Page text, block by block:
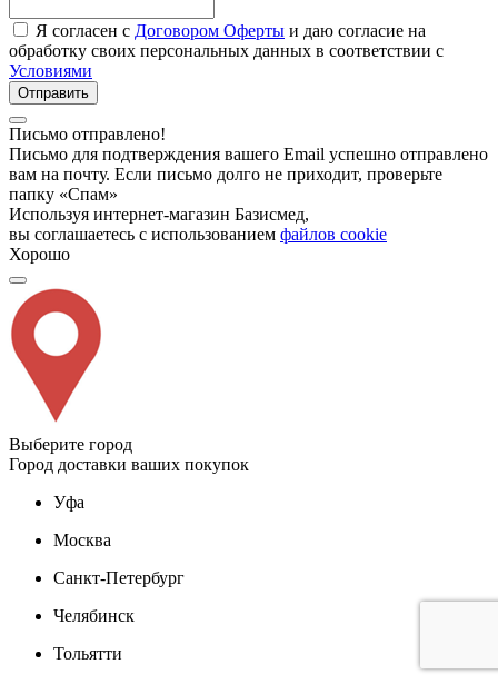
Я согласен с Договором Оферты и даю согласие на
обработку своих персональных данных в соответствии с
Условиями
Отправить
Письмо отправлено!
Письмо для подтверждения вашего Email успешно отправлено
вам на почту. Если письмо долго не приходит, проверьте
папку «Спам»
Используя интернет-магазин Базисмед,
вы соглашаетесь с использованием файлов cookie
Хорошо
Выберите город
Город доставки ваших покупок
Уфа
Москва
Санкт-Петербург
Челябинск
Тольятти